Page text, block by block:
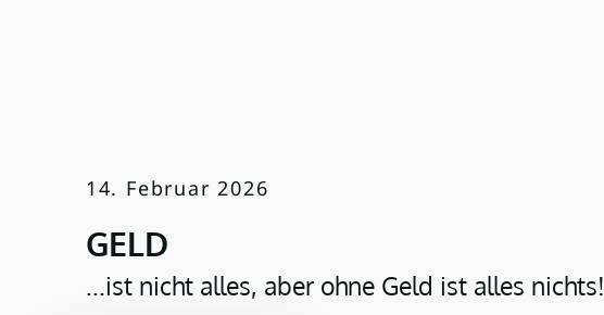
14. Februar 2026
GELD
...ist nicht alles, aber ohne Geld ist alles nichts!